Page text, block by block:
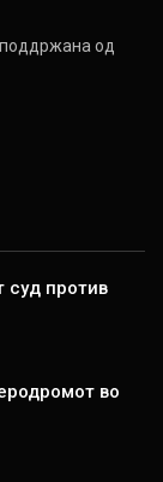
од
суд против
во